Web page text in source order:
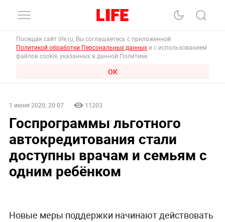
Посещая сайт life.ru, Вы соглашаетесь с приложенной
Политикой обработки Персональных данных и с использованием
файлов cookie, указанных в данной Политике.
ОК
1 июня 2020, 20:07 11203
Госпрограммы льготного
автокредитования стали
доступны врачам и семьям с
одним ребёнком
Новые меры поддержки начинают действовать